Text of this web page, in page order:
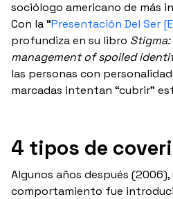
sociólogo americano de más
Con la “Presentación Del Ser
profundiza en su libro
management of spoiled
las personas con
marcadas intentan “cubrir”
4 tipos de
Algunos años después
comportamiento fue